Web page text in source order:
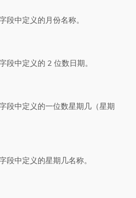
段中定义的月份名称。
段中定义的 2 位数日期。
段中定义的一位数星期几（星期
段中定义的星期几名称。